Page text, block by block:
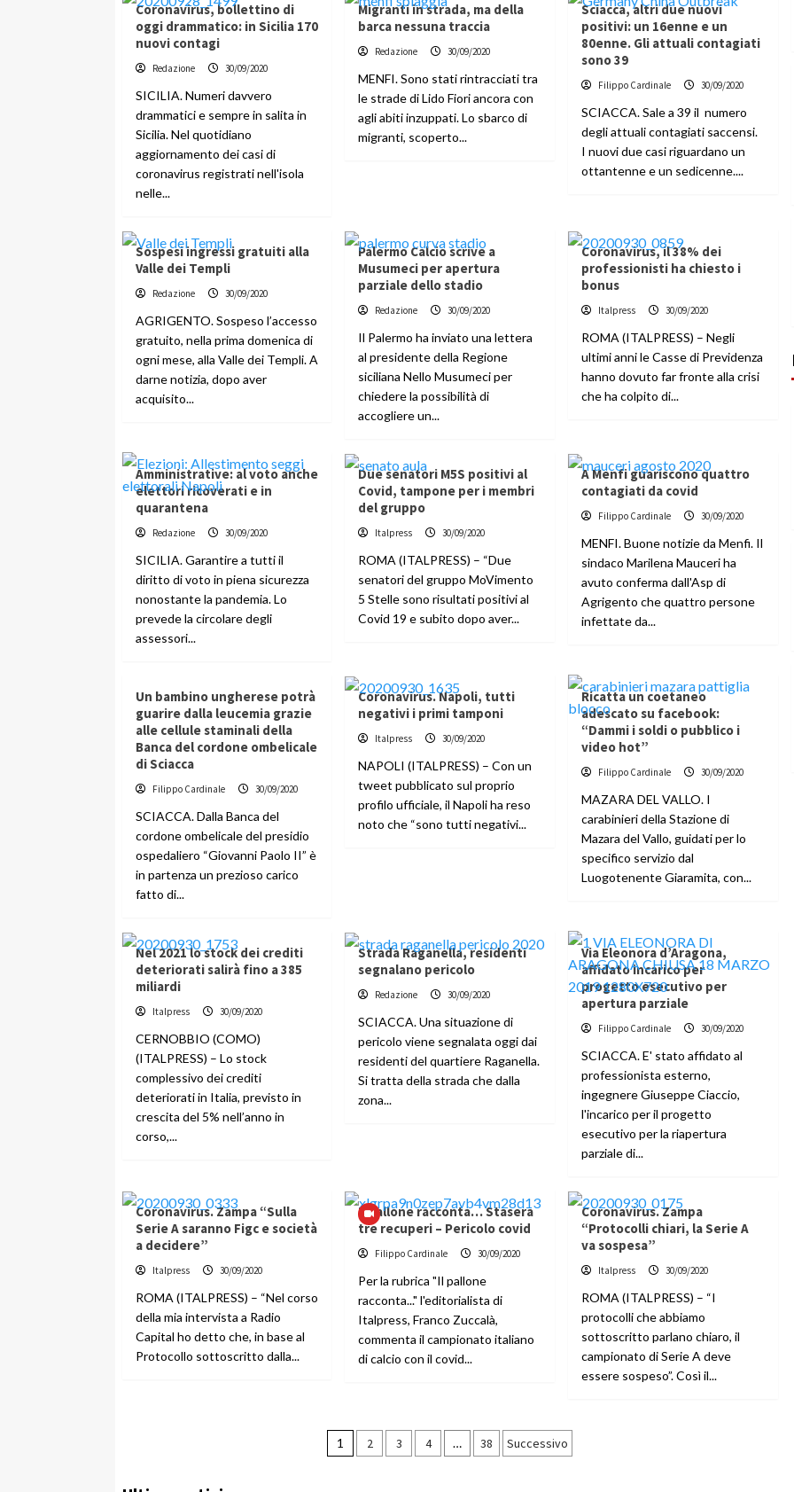
Coronavirus, bollettino di
oggi drammatico: in Sicilia 170
nuovi contagi
Redazione 30/09/2020
SICILIA. Numeri davvero
drammatici e sempre in salita in
Sicilia. Nel quotidiano
aggiornamento dei casi di
coronavirus registrati nell'isola
nelle...
Migranti in strada, ma della
barca nessuna traccia
Redazione 30/09/2020
MENFI. Sono stati rintracciati tra
le strade di Lido Fiori ancora con
agli abiti inzuppati. Lo sbarco di
migranti, scoperto...
Sciacca, altri due nuovi
positivi: un 16enne e un
80enne. Gli attuali contagiati
sono 39
Filippo Cardinale 30/09/2020
SCIACCA. Sale a 39 il numero
degli attuali contagiati saccensi.
I nuovi due casi riguardano un
ottantenne e un sedicenne....
Sospesi ingressi gratuiti alla
Valle dei Templi
Redazione 30/09/2020
AGRIGENTO. Sospeso l’accesso
gratuito, nella prima domenica di
ogni mese, alla Valle dei Templi. A
darne notizia, dopo aver
acquisito...
Palermo Calcio scrive a
Musumeci per apertura
parziale dello stadio
Redazione 30/09/2020
Il Palermo ha inviato una lettera
al presidente della Regione
siciliana Nello Musumeci per
chiedere la possibilità di
accogliere un...
Coronavirus, il 38% dei
professionisti ha chiesto i
bonus
Italpress 30/09/2020
ROMA (ITALPRESS) – Negli
ultimi anni le Casse di Previdenza
hanno dovuto far fronte alla crisi
che ha colpito di...
Amministrative: al voto anche
elettori ricoverati e in
quarantena
Redazione 30/09/2020
SICILIA. Garantire a tutti il
diritto di voto in piena sicurezza
nonostante la pandemia. Lo
prevede la circolare degli
assessori...
Due senatori M5S positivi al
Covid, tampone per i membri
del gruppo
Italpress 30/09/2020
ROMA (ITALPRESS) – “Due
senatori del gruppo MoVimento
5 Stelle sono risultati positivi al
Covid 19 e subito dopo aver...
A Menfi guariscono quattro
contagiati da covid
Filippo Cardinale 30/09/2020
MENFI. Buone notizie da Menfi. Il
sindaco Marilena Mauceri ha
avuto conferma dall'Asp di
Agrigento che quattro persone
infettate da...
Un bambino ungherese potrà
guarire dalla leucemia grazie
alle cellule staminali della
Banca del cordone ombelicale
di Sciacca
Filippo Cardinale 30/09/2020
SCIACCA. Dalla Banca del
cordone ombelicale del presidio
ospedaliero “Giovanni Paolo II” è
in partenza un prezioso carico
fatto di...
Coronavirus. Napoli, tutti
negativi i primi tamponi
Italpress 30/09/2020
NAPOLI (ITALPRESS) – Con un
tweet pubblicato sul proprio
profilo ufficiale, il Napoli ha reso
noto che “sono tutti negativi...
Ricatta un coetaneo
adescato su facebook:
“Dammi i soldi o pubblico i
video hot”
Filippo Cardinale 30/09/2020
MAZARA DEL VALLO. I
carabinieri della Stazione di
Mazara del Vallo, guidati per lo
specifico servizio dal
Luogotenente Giaramita, con...
Nel 2021 lo stock dei crediti
deteriorati salirà fino a 385
miliardi
Italpress 30/09/2020
CERNOBBIO (COMO)
(ITALPRESS) – Lo stock
complessivo dei crediti
deteriorati in Italia, previsto in
crescita del 5% nell’anno in
corso,...
Strada Raganella, residenti
segnalano pericolo
Redazione 30/09/2020
SCIACCA. Una situazione di
pericolo viene segnalata oggi dai
residenti del quartiere Raganella.
Si tratta della strada che dalla
zona...
Via Eleonora d’Aragona,
affidato incarico per
progetto esecutivo per
apertura parziale
Filippo Cardinale 30/09/2020
SCIACCA. E' stato affidato al
professionista esterno,
ingegnere Giuseppe Ciaccio,
l'incarico per il progetto
esecutivo per la riapertura
parziale di...
Coronavirus. Zampa “Sulla
Serie A saranno Figc e società
a decidere”
Italpress 30/09/2020
ROMA (ITALPRESS) – “Nel corso
della mia intervista a Radio
Capital ho detto che, in base al
Protocollo sottoscritto dalla...
Il pallone racconta… Stasera
tre recuperi – Pericolo covid
Filippo Cardinale 30/09/2020
Per la rubrica "Il pallone
racconta..." l'editorialista di
Italpress, Franco Zuccalà,
commenta il campionato italiano
di calcio con il covid...
Coronavirus. Zampa
“Protocolli chiari, la Serie A
va sospesa”
Italpress 30/09/2020
ROMA (ITALPRESS) – “I
protocolli che abbiamo
sottoscritto parlano chiaro, il
campionato di Serie A deve
essere sospeso”. Così il...
Paginazione
1 2 3 4 … 38 Successivo